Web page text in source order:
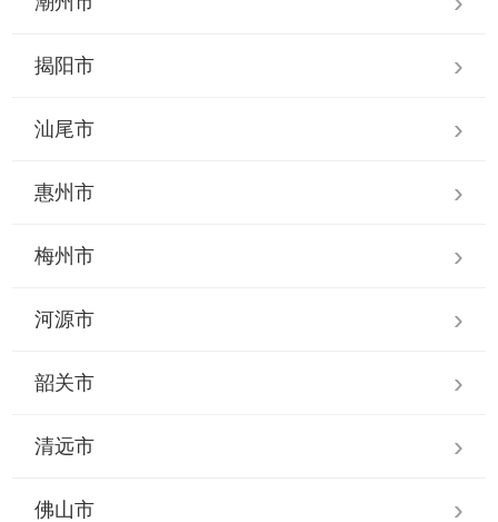
揭阳市
汕尾市
惠州市
梅州市
河源市
韶关市
清远市
佛山市